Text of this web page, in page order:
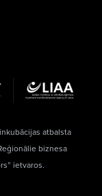
atbalsta
biznesa
ietvaros.